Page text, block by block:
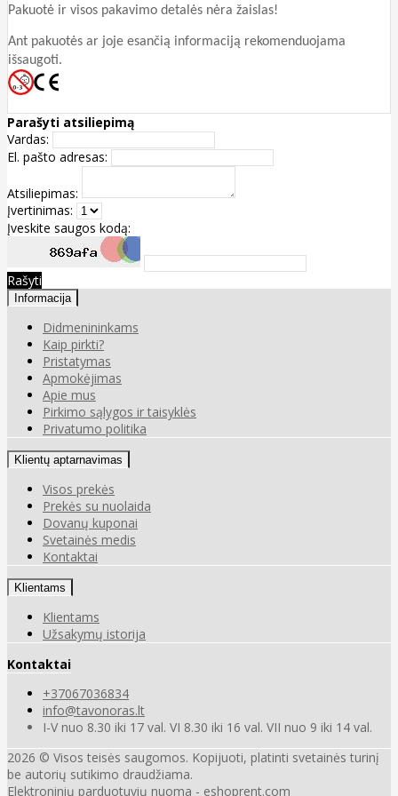
Pakuotė ir visos pakavimo detalės nėra žaislas!
Ant pakuotės ar joje esančią informaciją rekomenduojama
išsaugoti.
Parašyti atsiliepimą
Vardas:
El. pašto adresas:
Atsiliepimas:
Įvertinimas:
Įveskite saugos kodą:
Rašyti
Informacija
Didmenininkams
Kaip pirkti?
Pristatymas
Apmokėjimas
Apie mus
Pirkimo sąlygos ir taisyklės
Privatumo politika
Klientų aptarnavimas
Visos prekės
Prekės su nuolaida
Dovanų kuponai
Svetainės medis
Kontaktai
Klientams
Klientams
Užsakymų istorija
Kontaktai
+37067036834
info@tavonoras.lt
I-V nuo 8.30 iki 17 val. VI 8.30 iki 16 val. VII nuo 9 iki 14 val.
2026 © Visos teisės saugomos. Kopijuoti, platinti svetainės turinį
be autorių sutikimo draudžiama.
Elektroninių parduotuvių nuoma - eshoprent.com